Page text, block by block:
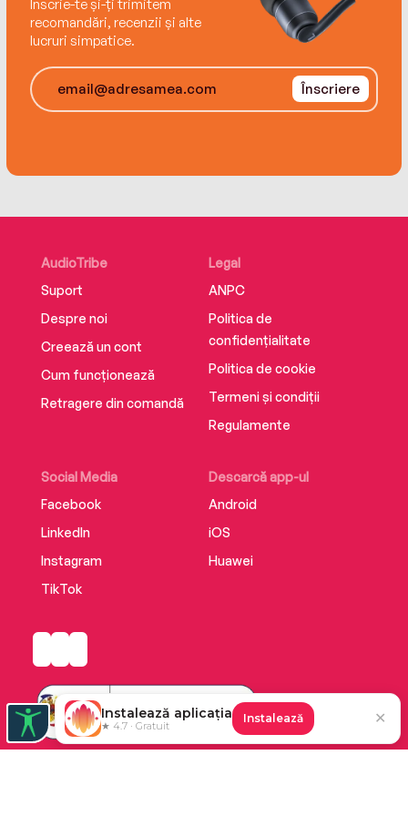
Înscrie-te și-ți trimitem
recomandări, recenzii și alte
lucruri simpatice.
Înscriere
AudioTribe
Suport
Despre noi
Creează un cont
Cum funcționează
Retragere din comandă
Social Media
Facebook
LinkedIn
Instagram
TikTok
Descarcă app-ul
Android
iOS
Huawei
Legal
ANPC
Politica de
confidențialitate
Politica de cookie
Termeni și condiții
Regulamente
Instalează aplicația
★ 4.7 · Gratuit
Instalează ✕